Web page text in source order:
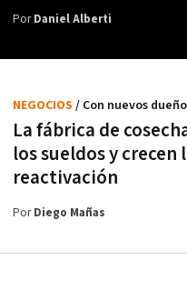
PorDaniel Alberti
La fábrica de
los sueldos y crecen
reactivación
NEGOCIOS / Con nuevos
PorDiego Mañas